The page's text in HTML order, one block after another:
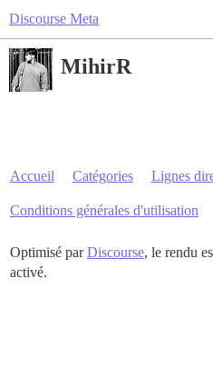
Discourse Meta
MihirR
Accueil Catégories Lignes
Conditions générales d'utilisation
Optimisé parDiscourse, le rendu
activé.